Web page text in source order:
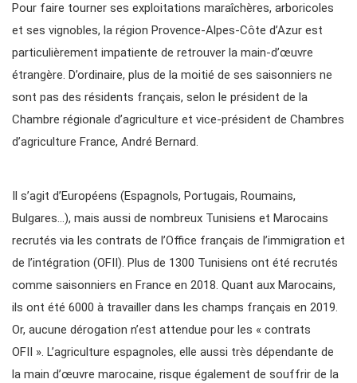
Pour faire tourner ses exploitations maraîchères, arboricoles
et ses vignobles, la région Provence-Alpes-Côte d’Azur est
particulièrement impatiente de retrouver la main-d’œuvre
étrangère. D’ordinaire, plus de la moitié de ses saisonniers ne
sont pas des résidents français, selon le président de la
Chambre régionale d’agriculture et vice-président de Chambres
d’agriculture France, André Bernard.
Il s’agit d’Européens (Espagnols, Portugais, Roumains,
Bulgares…), mais aussi de nombreux Tunisiens et Marocains
recrutés via les contrats de l’Office français de l’immigration et
de l’intégration (OFII). Plus de 1300 Tunisiens ont été recrutés
comme saisonniers en France en 2018. Quant aux Marocains,
ils ont été 6000 à travailler dans les champs français en 2019.
Or, aucune dérogation n’est attendue pour les « contrats
OFII ». L’agriculture espagnoles, elle aussi très dépendante de
la main d’œuvre marocaine, risque également de souffrir de la